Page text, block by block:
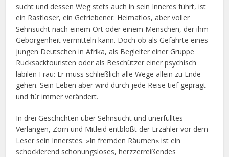
sucht und dessen Weg stets auch in sein Inneres führt, ist
ein Rastloser, ein Getriebener. Heimatlos, aber voller
Sehnsucht nach einem Ort oder einem Menschen, der ihm
Geborgenheit vermitteln kann. Doch ob als Gefährte eines
jungen Deutschen in Afrika, als Begleiter einer Gruppe
Rucksacktouristen oder als Beschützer einer psychisch
labilen Frau: Er muss schließlich alle Wege allein zu Ende
gehen. Sein Leben aber wird durch jede Reise tief geprägt
und für immer verändert.
In drei Geschichten über Sehnsucht und unerfülltes
Verlangen, Zorn und Mitleid entblößt der Erzähler vor dem
Leser sein Innerstes. »In fremden Räumen« ist ein
schockierend schonungsloses, herzzerreißendes